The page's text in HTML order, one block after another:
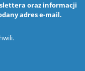
oraz informacji
adres e-mail.